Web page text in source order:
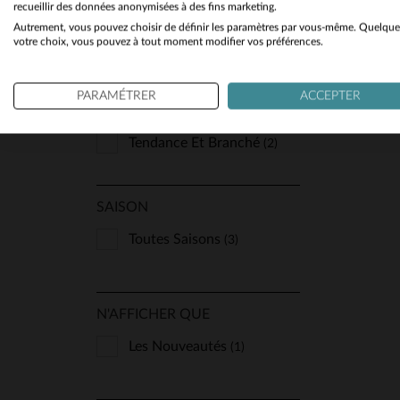
STYLE
Classique Et Indémodable
(1)
Sport Et Décontracté(1)
Tendance Et Branché (2)
SAISON
Toutes Saisons (3)
N'AFFICHER QUE
Les Nouveautés (1)
recueillir des données anonymisées à des fins marketing.
Autrement, vous pouvez choisir de définir les paramètres par vous-même.
votre choix, vous pouvez à tout moment modifier vos préférences.
PARAMÉTRER ACCEPTER